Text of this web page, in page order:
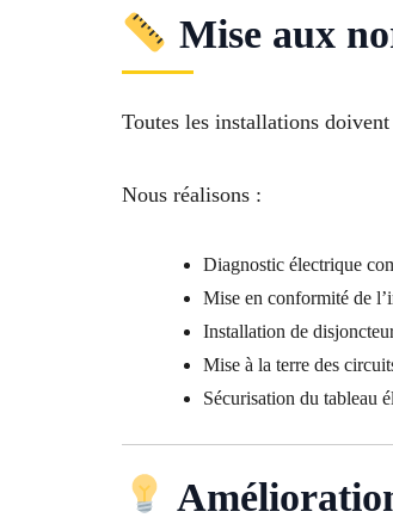
Mise aux
Toutes les installations
Nous réalisons :
Diagnostic électrique
Mise en conformité de
Installation de
Mise à la terre des
Sécurisation du tableau